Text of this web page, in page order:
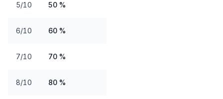
5/10 50 %
6/10 60 %
7/10 70 %
8/10 80 %